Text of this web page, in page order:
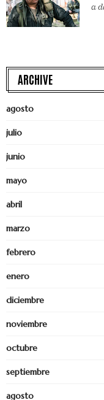
a
ARCHIVE
agosto
julio
junio
mayo
abril
marzo
febrero
enero
diciembre
noviembre
octubre
septiembre
agosto